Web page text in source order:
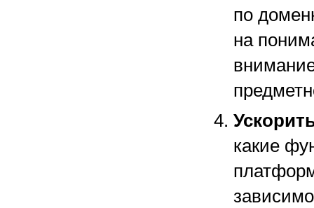
по
на
какие